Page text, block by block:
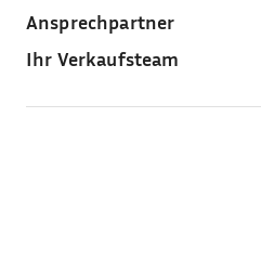
Ansprechpartner
Ihr Verkaufsteam